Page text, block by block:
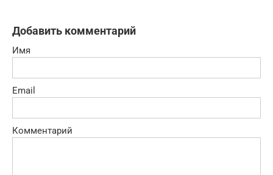
Добавить комментарий
Имя
Email
Комментарий